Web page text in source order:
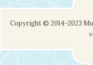
Copyright © 2014-2023